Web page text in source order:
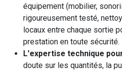
équipement (mobilier,
rigoureusement testé,
locaux entre chaque sortie
prestation en toute sécurité.
L'expertise technique
doute sur les quantités, la